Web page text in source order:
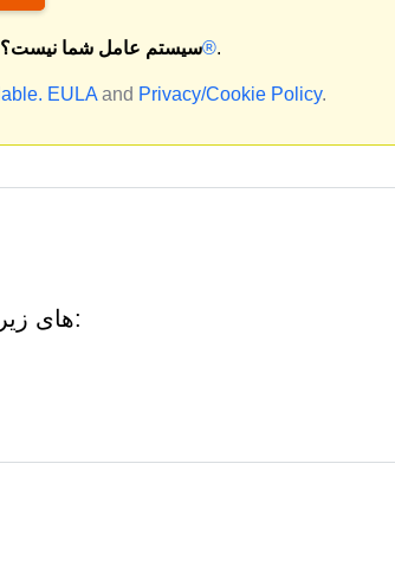
سیستم عامل شما نیست؟مک®.
EULA and Privacy/Cookie Policy.
Lionmerks.com ممکن است URL های زیر را فراخوانی کند: